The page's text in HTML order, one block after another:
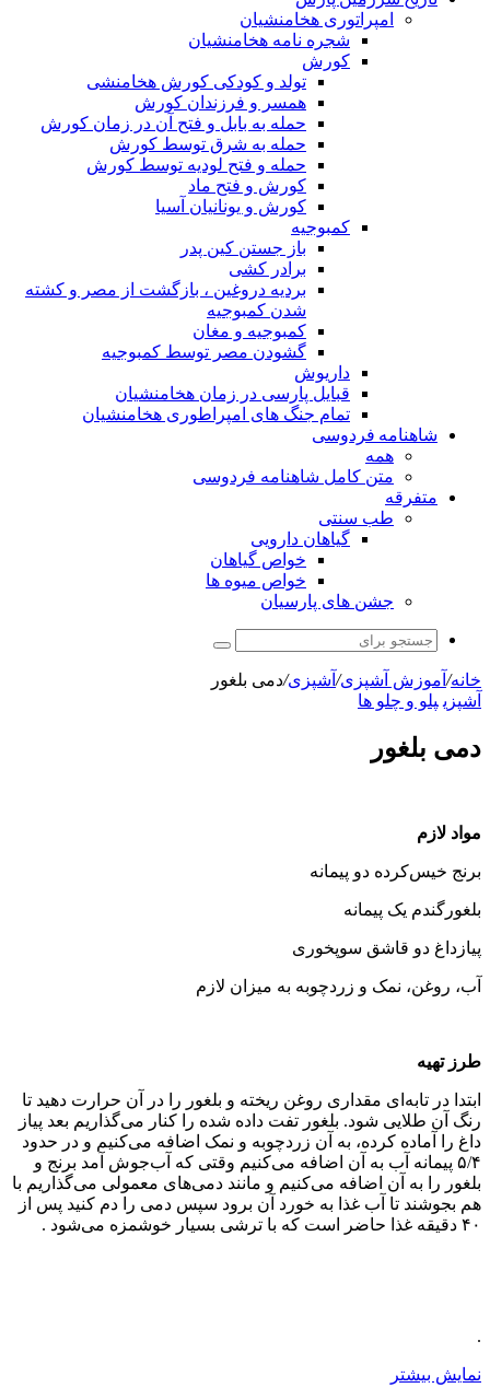
امپراتوری هخامنشیان
شجره نامه هخامنشیان
کورش
تولد و کودکی کورش هخامنشی
همسر و فرزندان کورش
حمله به بابل و فتح آن در زمان کورش
حمله به شرق توسط کورش
حمله و فتح لودیه توسط کورش
کورش و فتح ماد
کورش و یونانیان آسیا
کمبوجیه
باز جستن کین پدر
برادر کشی
بردیه دروغین ، بازگشت از مصر و کشته
شدن کمبوجیه
کمبوجیه و مغان
گشودن مصر توسط کمبوجیه
داریوش
قبایل پارسی در زمان هخامنشیان
تمام جنگ های امپراطوری هخامنشیان
شاهنامه فردوسی
همه
متن کامل شاهنامه فردوسی
متفرقه
طب سنتی
گیاهان دارویی
خواص گیاهان
خواص میوه ها
جشن های پارسیان
جستجو
خانه/ آموزش آشپزی/ آشپزی/دمی بلغور
آشپزی پلو و چلو ها
دمی بلغور
مواد لازم
برنج خیس‌کرده دو پیمانه
بلغورگندم یک پیمانه
پیازداغ دو قاشق سوپخوری
آب، روغن، نمک و زردچوبه به میزان لازم
طرز تهیه
ابتدا در تابه‌ای مقداری روغن ریخته و بلغور را در آن حرارت دهید تا
رنگ آن طلایی شود. بلغور تفت داده شده را کنار می‌گذاریم بعد پیاز
داغ را آماده کرده، به آن زردچوبه و نمک اضافه می‌کنیم و در حدود
۵/۴ پیمانه آب به آن اضافه می‌کنیم وقتی که آب‌جوش آمد برنج و
بلغور را به آن اضافه می‌کنیم و مانند دمی‌‌های معمولی می‌گذاریم با
هم بجوشند تا آب غذا به خورد آن برود سپس دمی را دم کنید پس از
۴۰ دقیقه غذا حاضر است که با ترشی بسیار خوشمزه می‌شود .
.
نمایش بیشتر